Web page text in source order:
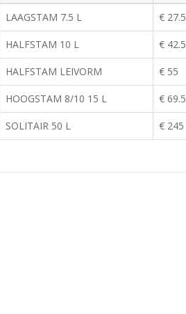
LAAGSTAM 7.5 L € 27.5
HALFSTAM 10 L € 42.5
HALFSTAM LEIVORM € 55
HOOGSTAM 8/10 15 L € 69.5
SOLITAIR 50 L € 245